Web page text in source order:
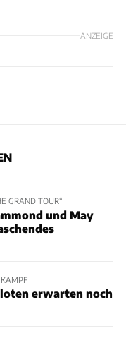
ANZEIGE
GRAND TOUR“
und May
erwarten noch